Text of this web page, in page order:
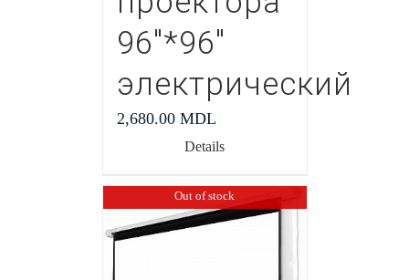
96″*96″
электрический
2,680.00 MDL
Details
Out of stock